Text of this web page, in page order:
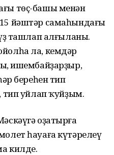
төҫ-башы менән
йәштәр самаһындағы
ташлап алғыланы.
ла, кемдәр
ишембайҙарҙыр,
береһен тип
тип уйлап ҡуйҙым.
оҙатырға
һауаға күтәрелеү
килде.